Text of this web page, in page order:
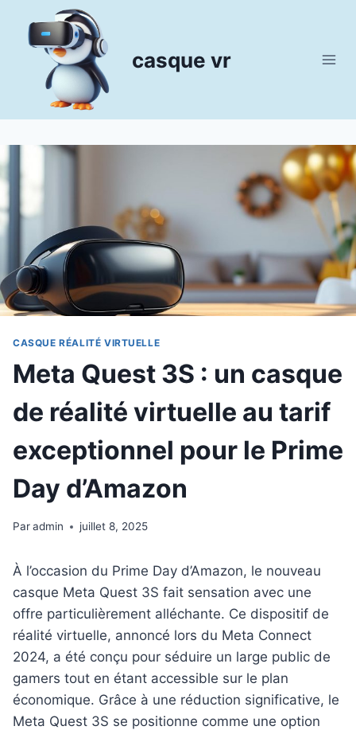
contenu
casque vr
CASQUE RÉALITÉ VIRTUELLE
Meta Quest 3S : un casque
de réalité virtuelle au tarif
exceptionnel pour le Prime
Day d’Amazon
Paradmin juillet 8, 2025
À l’occasion du Prime Day d’Amazon, le nouveau
casque Meta Quest 3S fait sensation avec une
offre particulièrement alléchante. Ce dispositif de
réalité virtuelle, annoncé lors du Meta Connect
2024, a été conçu pour séduire un large public de
gamers tout en étant accessible sur le plan
économique. Grâce à une réduction significative, le
Meta Quest 3S se positionne comme une option